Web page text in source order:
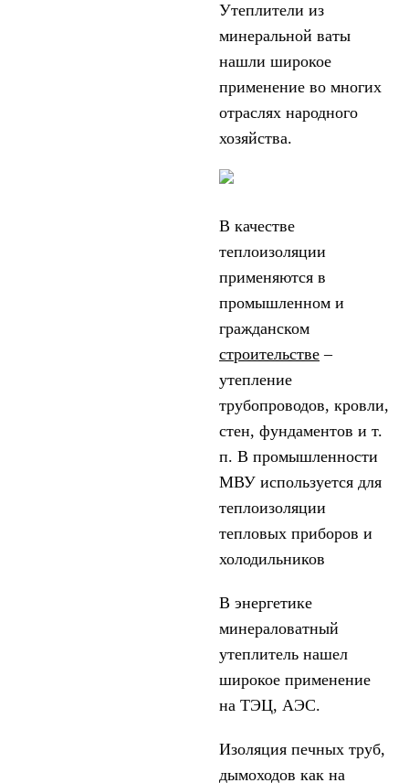
Утеплители из
минеральной ваты
нашли широкое
применение во многих
отраслях народного
хозяйства.
В качестве
теплоизоляции
применяются в
промышленном и
гражданском
строительстве –
утепление
трубопроводов, кровли,
стен, фундаментов и т.
п. В промышленности
МВУ используется для
теплоизоляции
тепловых приборов и
холодильников
В энергетике
минераловатный
утеплитель нашел
широкое применение
на ТЭЦ, АЭС.
Изоляция печных труб,
дымоходов как на